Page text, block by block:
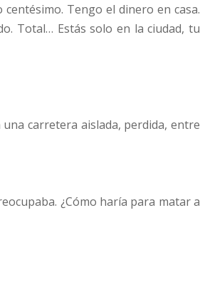
Tengo el dinero en casa.
Total… Estás solo en la ciudad, tu
carretera aislada, perdida, entre
¿Cómo haría para matar a